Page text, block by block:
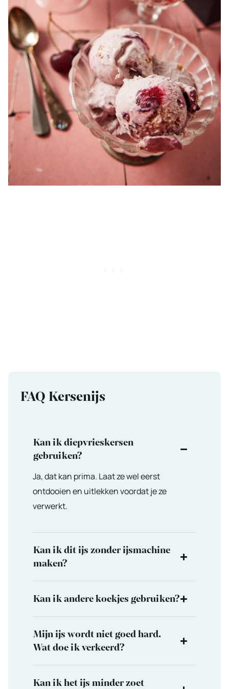
FAQ Kersenijs
Kan ik diepvrieskersen
gebruiken?
Ja, dat kan prima. Laat ze wel eerst
ontdooien en uitlekken voordat je ze
verwerkt.
Kan ik dit ijs zonder ijsmachine
maken?
Kan ik andere koekjes gebruiken?
Mijn ijs wordt niet goed hard.
Wat doe ik verkeerd?
Kan ik het ijs minder zoet